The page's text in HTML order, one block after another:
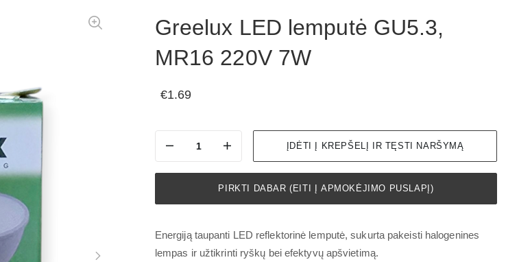
Greelux LED lemputė GU5.3,
MR16 220V 7W
€1.69
ĮDĖTI Į KREPŠELĮ IR TĘSTI NARŠYMĄ
PIRKTI DABAR (EITI Į APMOKĖJIMO PUSLAPĮ)
Energiją taupanti LED reflektorinė lemputė, sukurta pakeisti halogenines
lempas ir užtikrinti ryškų bei efektyvų apšvietimą.